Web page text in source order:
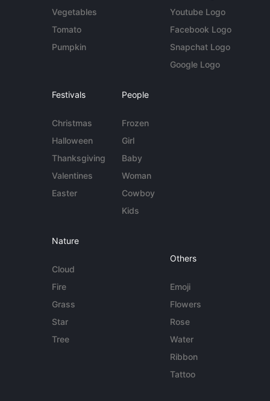
Vegetables
Tomato
Pumpkin
Youtube Logo
Facebook Logo
Snapchat Logo
Google Logo
Festivals
Christmas
Halloween
Thanksgiving
Valentines
Easter
People
Frozen
Girl
Baby
Woman
Cowboy
Kids
Nature
Cloud
Fire
Grass
Star
Tree
Others
Emoji
Flowers
Rose
Water
Ribbon
Tattoo